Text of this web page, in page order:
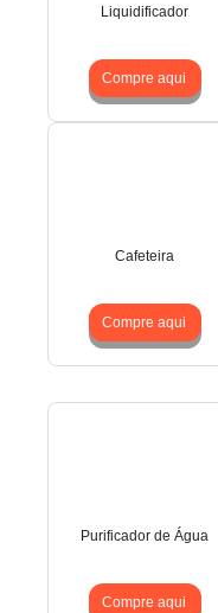
Liquidificador
Compre aqui
Cafeteira
Compre aqui
Purificador de Água
Compre aqui